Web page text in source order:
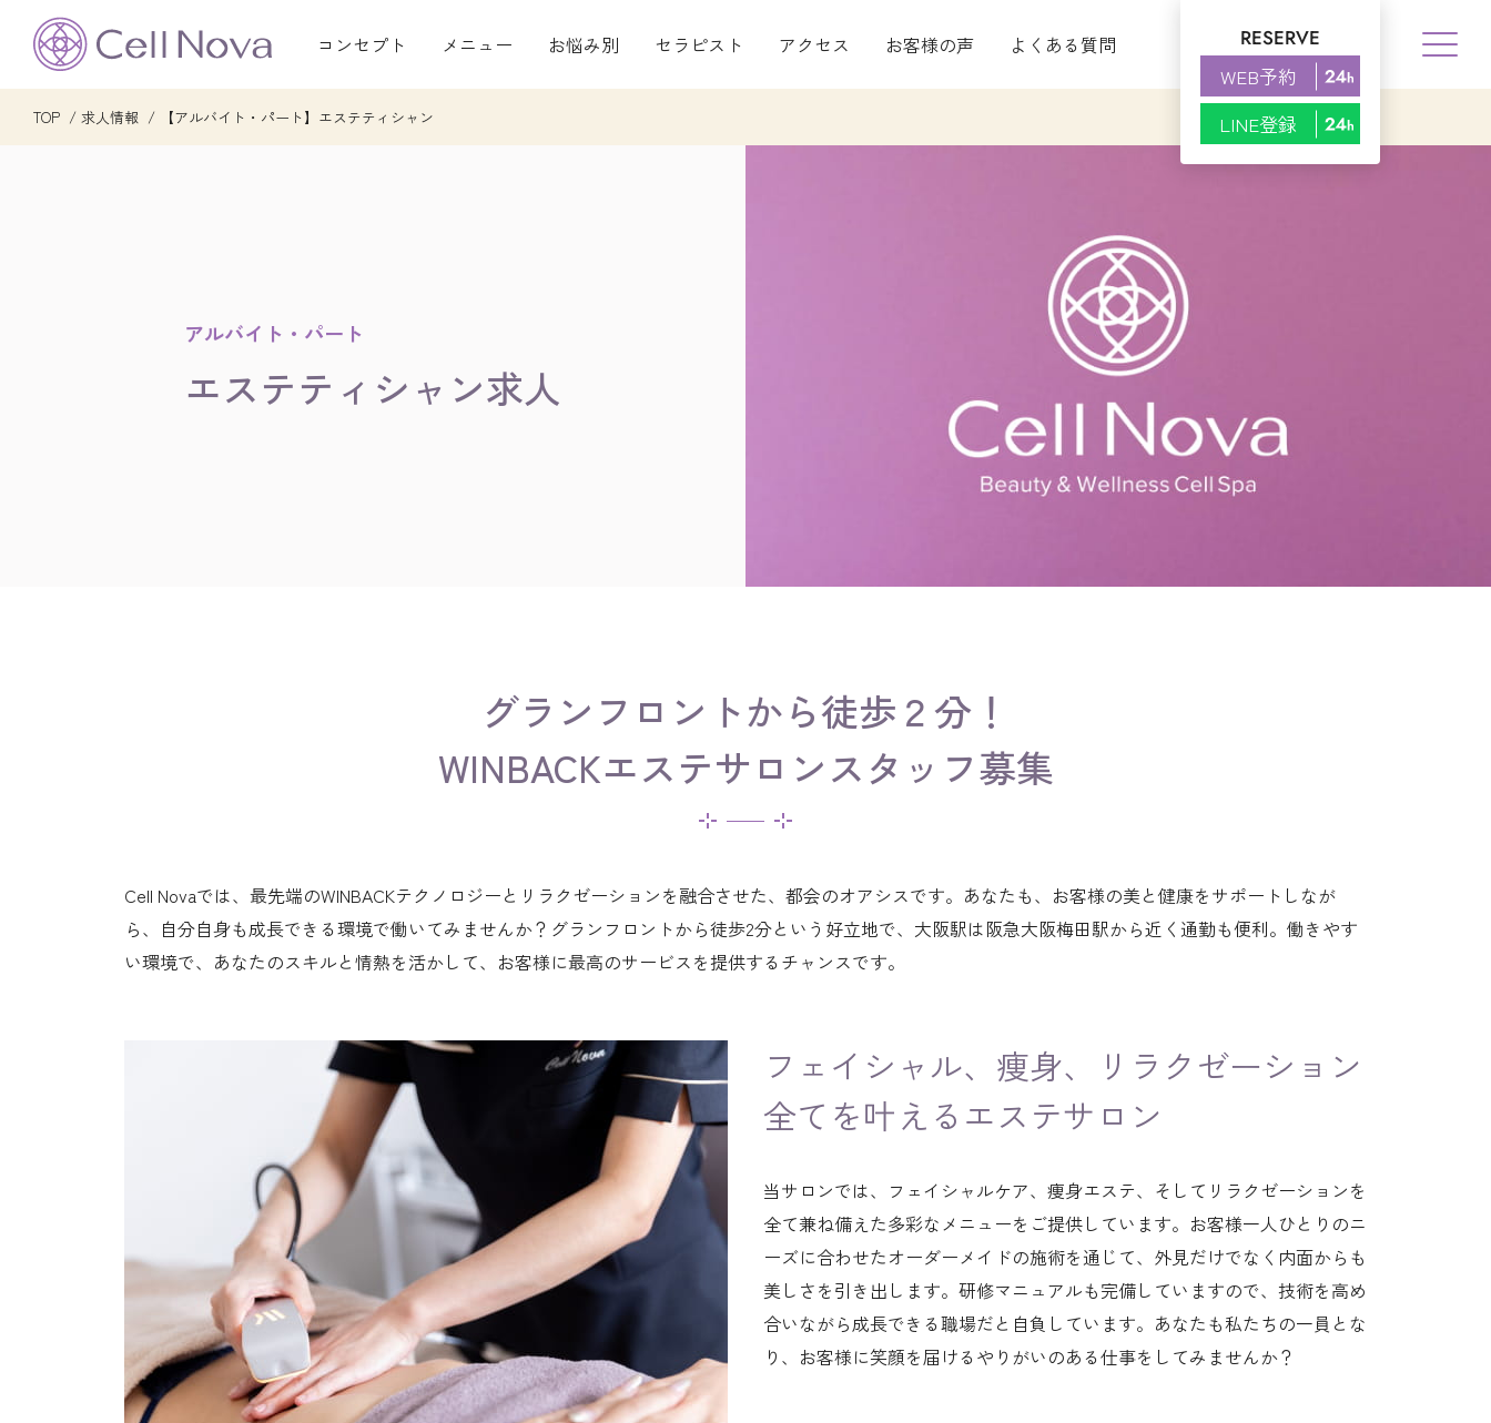
コンセプト メニュー お悩み別 セラピスト アクセス お客様の声 よくある質問 RESERVE
WEB予約
LINE登録
TOP 求人情報 【アルバイト・パート】エステティシャン
アルバイト・パート
エステティシャン求人
グランフロントから徒歩２分！
WINBACKエステサロンスタッフ募集
Cell Novaでは、最先端のWINBACKテクノロジーとリラクゼーションを融合させた、都会のオアシスです。あなたも、お客様の美と健康をサポートしなが
ら、自分自身も成長できる環境で働いてみませんか？グランフロントから徒歩2分という好立地で、大阪駅は阪急大阪梅田駅から近く通勤も便利。働きやす
い環境で、あなたのスキルと情熱を活かして、お客様に最高のサービスを提供するチャンスです。
フェイシャル、痩身、リラクゼーション
全てを叶えるエステサロン
当サロンでは、フェイシャルケア、痩身エステ、そしてリラクゼーションを
全て兼ね備えた多彩なメニューをご提供しています。お客様一人ひとりのニ
ーズに合わせたオーダーメイドの施術を通じて、外見だけでなく内面からも
美しさを引き出します。研修マニュアルも完備していますので、技術を高め
合いながら成長できる職場だと自負しています。あなたも私たちの一員とな
り、お客様に笑顔を届けるやりがいのある仕事をしてみませんか？